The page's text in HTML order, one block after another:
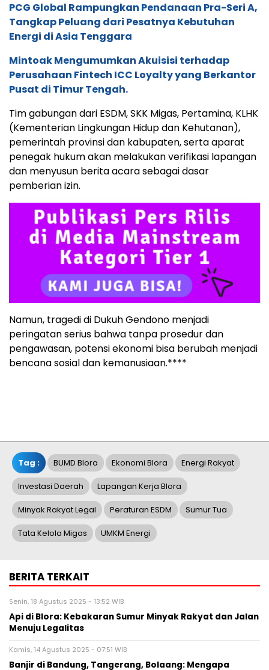
PCG Global Rampungkan Pendanaan Pra-Seri A,
Tangkap Peluang dari Pesatnya Kebutuhan
Energi di Asia Tenggara
Mintoak Mengumumkan Akuisisi terhadap
Perusahaan Fintech ICC Loyalty yang Berkantor
Pusat di Timur Tengah.
Tim gabungan dari ESDM, SKK Migas, Pertamina, KLHK
(Kementerian Lingkungan Hidup dan Kehutanan),
pemerintah provinsi dan kabupaten, serta aparat
penegak hukum akan melakukan verifikasi lapangan
dan menyusun berita acara sebagai dasar
pemberian izin.
Namun, tragedi di Dukuh Gendono menjadi
peringatan serius bahwa tanpa prosedur dan
pengawasan, potensi ekonomi bisa berubah menjadi
bencana sosial dan kemanusiaan.****
Tag : BUMD Blora Ekonomi Blora Energi Rakyat
Investasi Daerah Lapangan Kerja Blora
Minyak Rakyat Legal Peraturan ESDM Sumur Tua
Tata Kelola Migas UMKM Energi
BERITA TERKAIT
Senin, 18 Agustus 2025 - 13:52 WIB
Api di Blora: Kebakaran Sumur Minyak Rakyat dan Jalan
Menuju Legalitas
Kamis, 14 Agustus 2025 - 07:51 WIB
Banjir di Bandung, Tangerang, Bolaang: Mengapa